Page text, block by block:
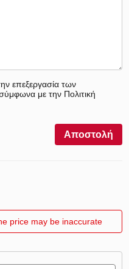
επεξεργασία των
με την Πολιτική
Αποστολή
price may be inaccurate